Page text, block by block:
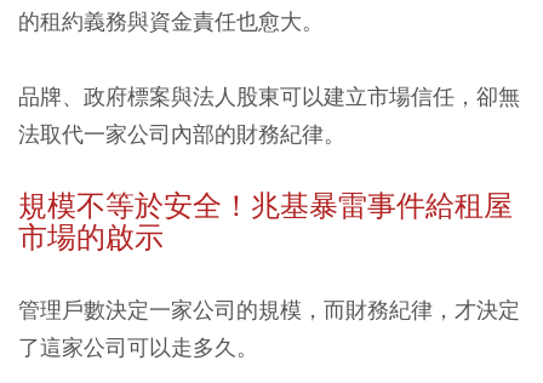
的租約義務與資金責任也愈大。
品牌、政府標案與法人股東可以建立市場信任，卻無
法取代一家公司內部的財務紀律。
規模不等於安全！兆基暴雷事件給租屋
市場的啟示
管理戶數決定一家公司的規模，而財務紀律，才決定
了這家公司可以走多久。